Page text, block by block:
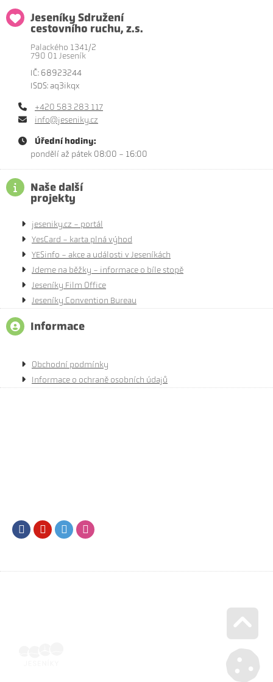
Jeseníky Sdružení
cestovního ruchu, z.s.
Palackého 1341/2
790 01 Jeseník
IČ: 68923244
ISDS: aq3ikqx
+420 583 283 117
info@jeseniky.cz
Úřední hodiny:
pondělí až pátek 08:00 - 16:00
Naše další
projekty
jeseniky.cz - portál
YesCard - karta plná výhod
YESinfo - akce a události v Jeseníkách
Jdeme na běžky - informace o bíle stopě
Jeseníky Film Office
Jeseníky Convention Bureau
Informace
Obchodní podmínky
Informace o ochraně osobních údajů
FacebookYoutubeTwitter
Go